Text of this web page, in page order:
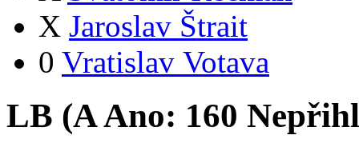
X Jaroslav Štrait
0 Vratislav Votava
LB (AAno: 160